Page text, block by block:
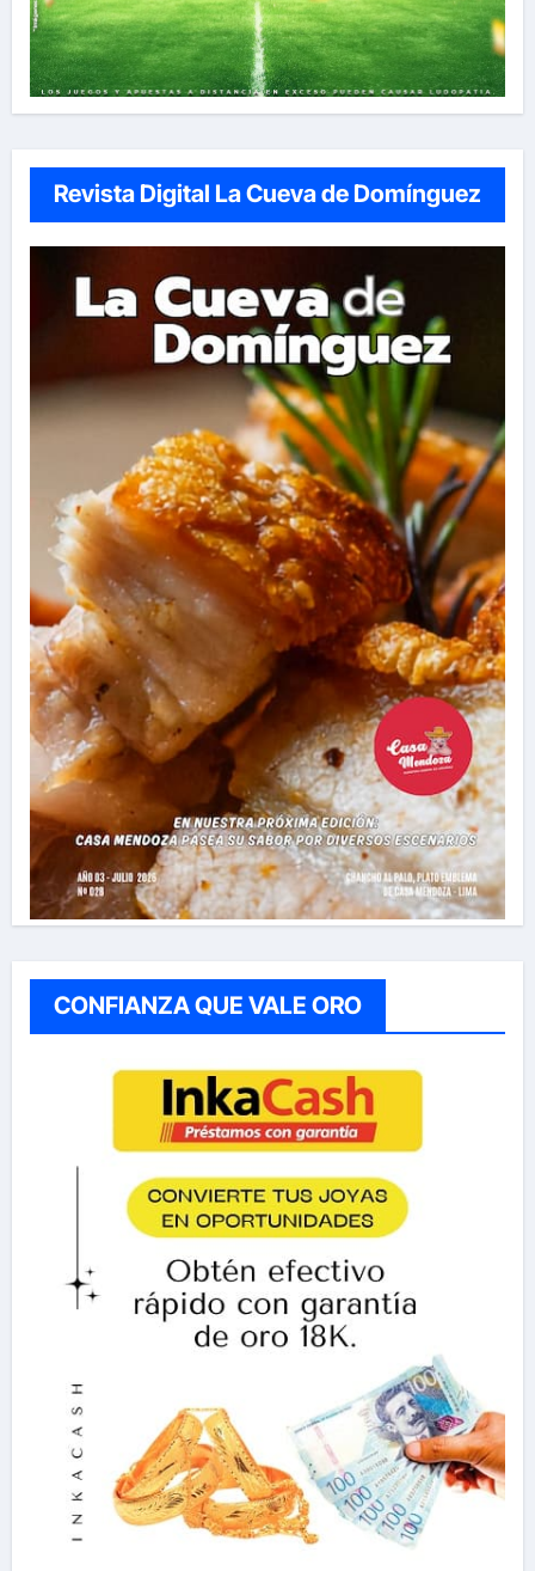
Revista Digital La Cueva de Domínguez
CONFIANZA QUE VALE ORO